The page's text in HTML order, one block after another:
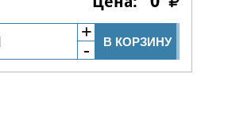
В КОРЗИНУ